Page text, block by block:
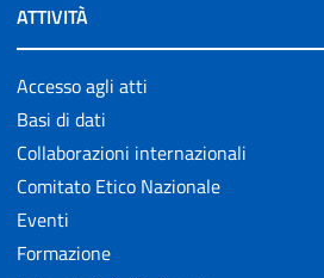
ATTIVITÀ
Accesso agli atti
Basi di dati
Collaborazioni internazionali
Comitato Etico Nazionale
Eventi
Formazione